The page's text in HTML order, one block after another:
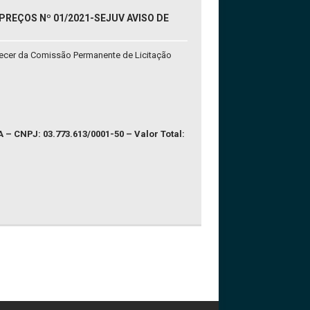
Nº 01/2021-SEJUV AVISO DE
da Comissão Permanente de Licitação
– CNPJ: 03.773.613/0001-50 – Valor Total: